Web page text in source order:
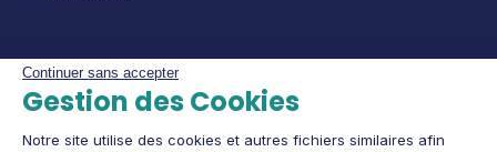
Continuer sans accepter
Gestion des Cookies
Notre site utilise des cookies et autres fichiers similaires afin